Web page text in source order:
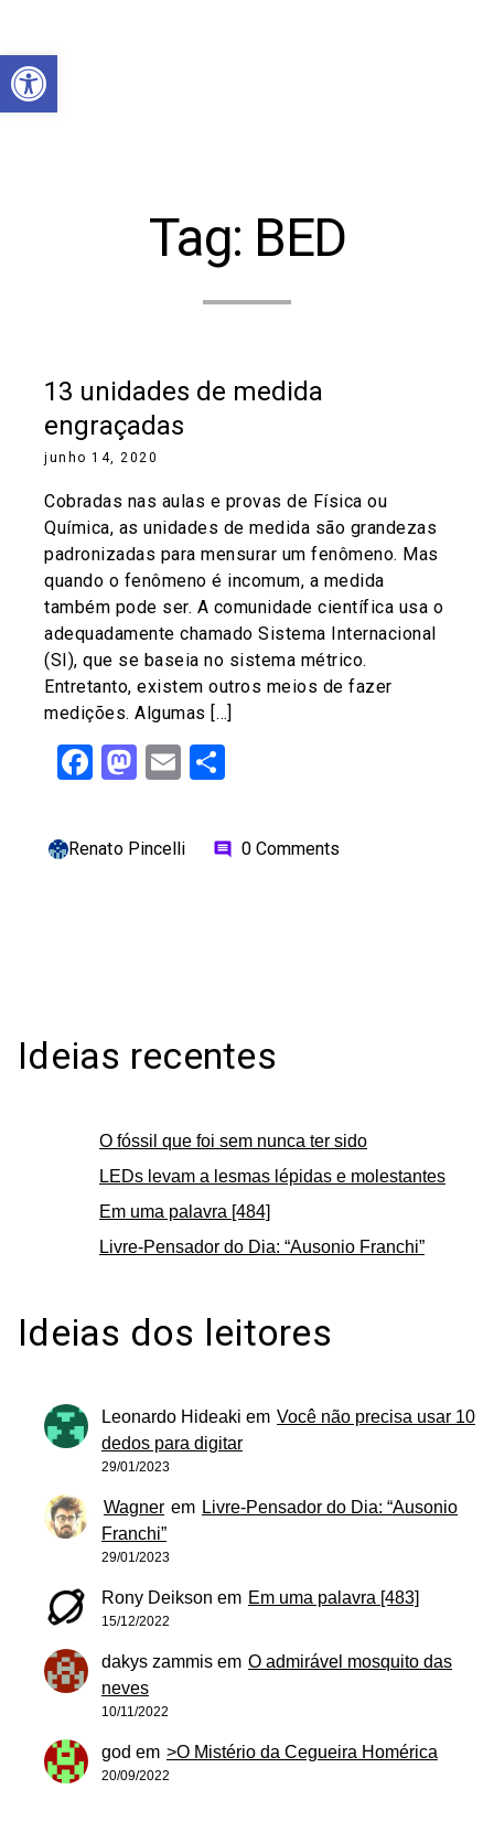
Abrir a barra de ferramentas
Tag: BED
13 unidades de medida
engraçadas
junho 14, 2020
Cobradas nas aulas e provas de Física ou
Química, as unidades de medida são grandezas
padronizadas para mensurar um fenômeno. Mas
quando o fenômeno é incomum, a medida
também pode ser. A comunidade científica usa o
adequadamente chamado Sistema Internacional
(SI), que se baseia no sistema métrico.
Entretanto, existem outros meios de fazer
medições. Algumas […]
Facebook
Mastodon
Email
Renato Pincelli comment 0 Comments
Ideias recentes
O fóssil que foi sem nunca ter sido
LEDs levam a lesmas lépidas e molestantes
Em uma palavra [484]
Livre-Pensador do Dia: “Ausonio Franchi”
Ideias dos leitores
Leonardo Hideaki em Você não precisa usar 10
dedos para digitar
29/01/2023
Wagner em Livre-Pensador do Dia: “Ausonio
Franchi”
29/01/2023
Rony Deikson em Em uma palavra [483]
15/12/2022
dakys zammis em O admirável mosquito das
neves
10/11/2022
god em >O Mistério da Cegueira Homérica
20/09/2022